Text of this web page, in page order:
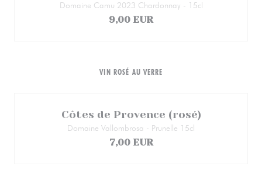
Domaine Camu 2023 Chardonnay - 15cl
9,00 EUR
VIN ROSÉ AU VERRE
Côtes de Provence (rosé)
Domaine Vallombrosa - Prunelle 15cl
7,00 EUR